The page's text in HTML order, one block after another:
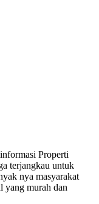
Properti
terjangkau untuk
nya masyarakat
yang murah dan